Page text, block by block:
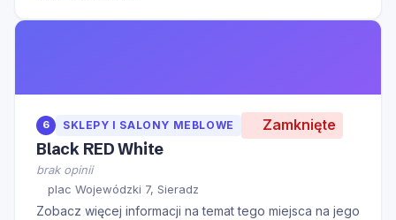
6 SKLEPY I SALONY MEBLOWE Zamknięte
Black RED White
brak opinii
plac Wojewódzki 7, Sieradz
Zobacz więcej informacji na temat tego miejsca na jego